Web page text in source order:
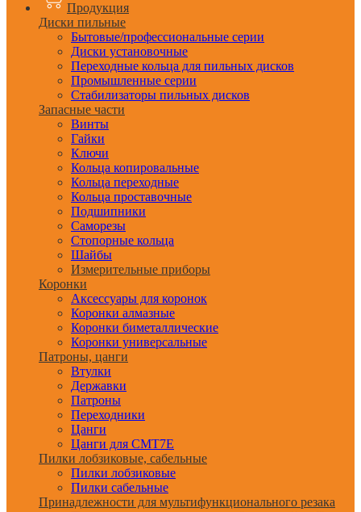
Продукция
Диски пильные
Бытовые/профессиональные серии
Диски установочные
Переходные кольца для пильных дисков
Промышленные серии
Стабилизаторы пильных дисков
Запасные части
Винты
Гайки
Ключи
Кольца копировальные
Кольца переходные
Кольца проставочные
Подшипники
Саморезы
Стопорные кольца
Шайбы
Измерительные приборы
Коронки
Аксессуары для коронок
Коронки алмазные
Коронки биметаллические
Коронки универсальные
Патроны, цанги
Втулки
Державки
Патроны
Переходники
Цанги
Цанги для CMT7E
Пилки лобзиковые, сабельные
Пилки лобзиковые
Пилки сабельные
Принадлежности для мультифункционального резака